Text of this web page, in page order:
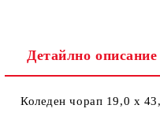
Детайлно описание
Коледен чорап 19,0 х